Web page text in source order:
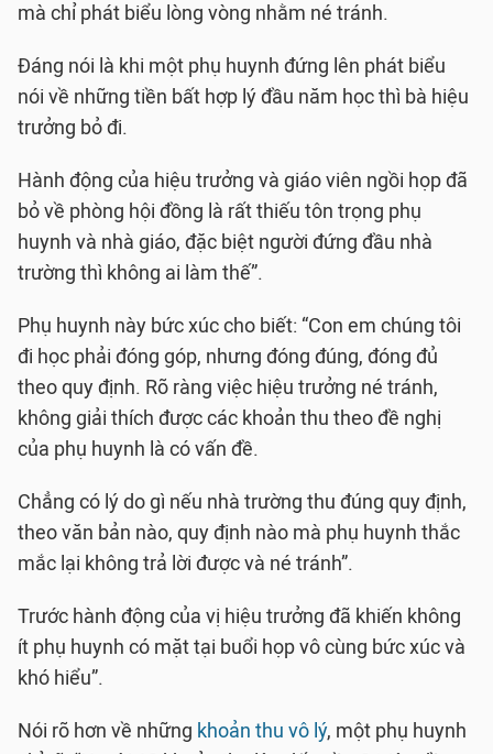
mà chỉ phát biểu lòng vòng nhằm né tránh.
Đáng nói là khi một phụ huynh đứng lên phát biểu
nói về những tiền bất hợp lý đầu năm học thì bà hiệu
trưởng bỏ đi.
Hành động của hiệu trưởng và giáo viên ngồi họp đã
bỏ về phòng hội đồng là rất thiếu tôn trọng phụ
huynh và nhà giáo, đặc biệt người đứng đầu nhà
trường thì không ai làm thế”.
Phụ huynh này bức xúc cho biết: “Con em chúng tôi
đi học phải đóng góp, nhưng đóng đúng, đóng đủ
theo quy định. Rõ ràng việc hiệu trưởng né tránh,
không giải thích được các khoản thu theo đề nghị
của phụ huynh là có vấn đề.
Chẳng có lý do gì nếu nhà trường thu đúng quy định,
theo văn bản nào, quy định nào mà phụ huynh thắc
mắc lại không trả lời được và né tránh”.
Trước hành động của vị hiệu trưởng đã khiến không
ít phụ huynh có mặt tại buổi họp vô cùng bức xúc và
khó hiểu”.
Nói rõ hơn về những khoản thu vô lý, một phụ huynh